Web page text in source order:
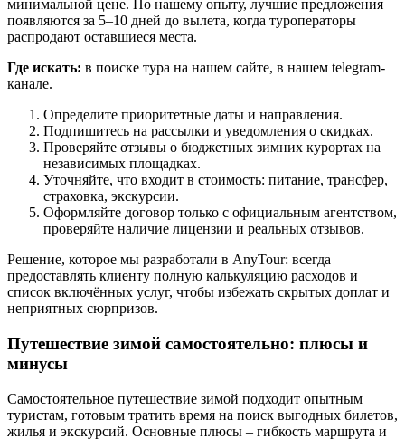
минимальной цене. По нашему опыту, лучшие предложения
появляются за 5–10 дней до вылета, когда туроператоры
распродают оставшиеся места.
Где искать: в поиске тура на нашем сайте, в нашем telegram-
канале.
Определите приоритетные даты и направления.
Подпишитесь на рассылки и уведомления о скидках.
Проверяйте отзывы о бюджетных зимних курортах на
независимых площадках.
Уточняйте, что входит в стоимость: питание, трансфер,
страховка, экскурсии.
Оформляйте договор только с официальным агентством,
проверяйте наличие лицензии и реальных отзывов.
Решение, которое мы разработали в AnyTour: всегда
предоставлять клиенту полную калькуляцию расходов и
список включённых услуг, чтобы избежать скрытых доплат и
неприятных сюрпризов.
Путешествие зимой самостоятельно: плюсы и
минусы
Самостоятельное путешествие зимой подходит опытным
туристам, готовым тратить время на поиск выгодных билетов,
жилья и экскурсий. Основные плюсы – гибкость маршрута и